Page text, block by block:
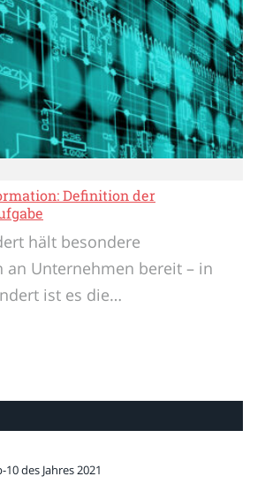
Definition der
hält besondere
an Unternehmen bereit – in
ist es die…
des Jahres 2021